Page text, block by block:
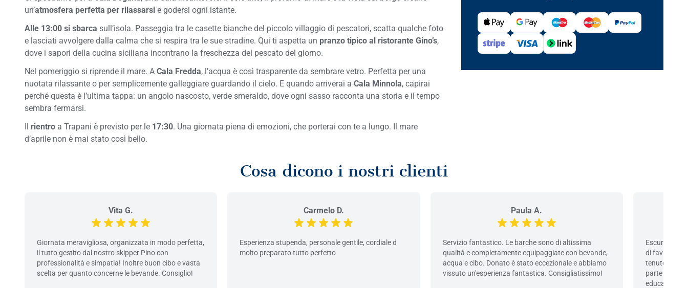
un’atmosfera perfetta per rilassarsi e godersi ogni istante.
Alle 13:00 si sbarca sull’isola. Passeggia tra le casette bianche del piccolo villaggio di pescatori, scatta qualche foto
e lasciati avvolgere dalla calma che si respira tra le sue stradine. Qui ti aspetta un pranzo tipico al ristorante Gino’s,
dove i sapori della cucina siciliana incontrano la freschezza del pescato del giorno.
Nel pomeriggio si riprende il mare. A Cala Fredda, l’acqua è così trasparente da sembrare vetro. Perfetta per una
nuotata rilassante o per semplicemente galleggiare guardando il cielo. E quando arriverai a Cala Minnola, capirai
perché questa è l’ultima tappa: un angolo nascosto, verde smeraldo, dove ogni sasso racconta una storia e il tempo
sembra fermarsi.
Il rientro a Trapani è previsto per le 17:30. Una giornata piena di emozioni, che porterai con te a lungo. Il mare
d’aprile non è mai stato così bello.
Cosa dicono i nostri clienti
Vita G.
Giornata meravigliosa, organizzata in modo perfetta,
il tutto gestito dal nostro skipper Pino con
professionalità e simpatia! Inoltre buon cibo e vasta
scelta per quanto concerne le bevande. Consiglio!
Carmelo D.
Esperienza stupenda, personale gentile, cordiale d
molto preparato tutto perfetto
Paula A.
Servizio fantastico. Le barche sono di altissima
qualità e completamente equipaggiate con bevande,
acqua e cibo. Donato è stato eccezionale e abbiamo
vissuto un'esperienza fantastica. Consigliatissimo!
Escursione
di favignana
tenute alla
parte dei
educata,